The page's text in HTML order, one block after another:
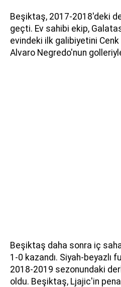
Beşiktaş, 2017-2018'deki
geçti. Ev sahibi ekip,
evindeki ilk galibiyetini
Alvaro Negredo'nun
Beşiktaş daha sonra iç
1-0 kazandı. Siyah-beyazlı
2018-2019 sezonundaki
oldu. Beşiktaş, Ljajic'in